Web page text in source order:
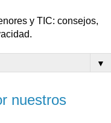
y TIC: consejos,
▼
nuestros